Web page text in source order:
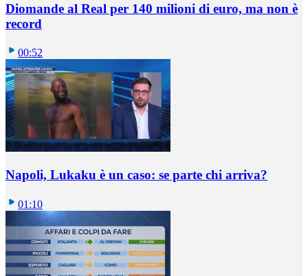
Diomande al Real per 140 milioni di euro, ma non è
record
00:52
Napoli, Lukaku è un caso: se parte chi arriva?
01:10